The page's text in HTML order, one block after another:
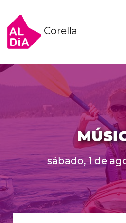
Corella
sábado, 1 de